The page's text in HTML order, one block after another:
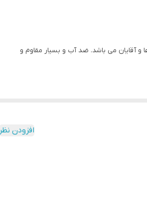
و آقایان می باشد. ضد آب و بسیار مقاوم و
افزودن نظر